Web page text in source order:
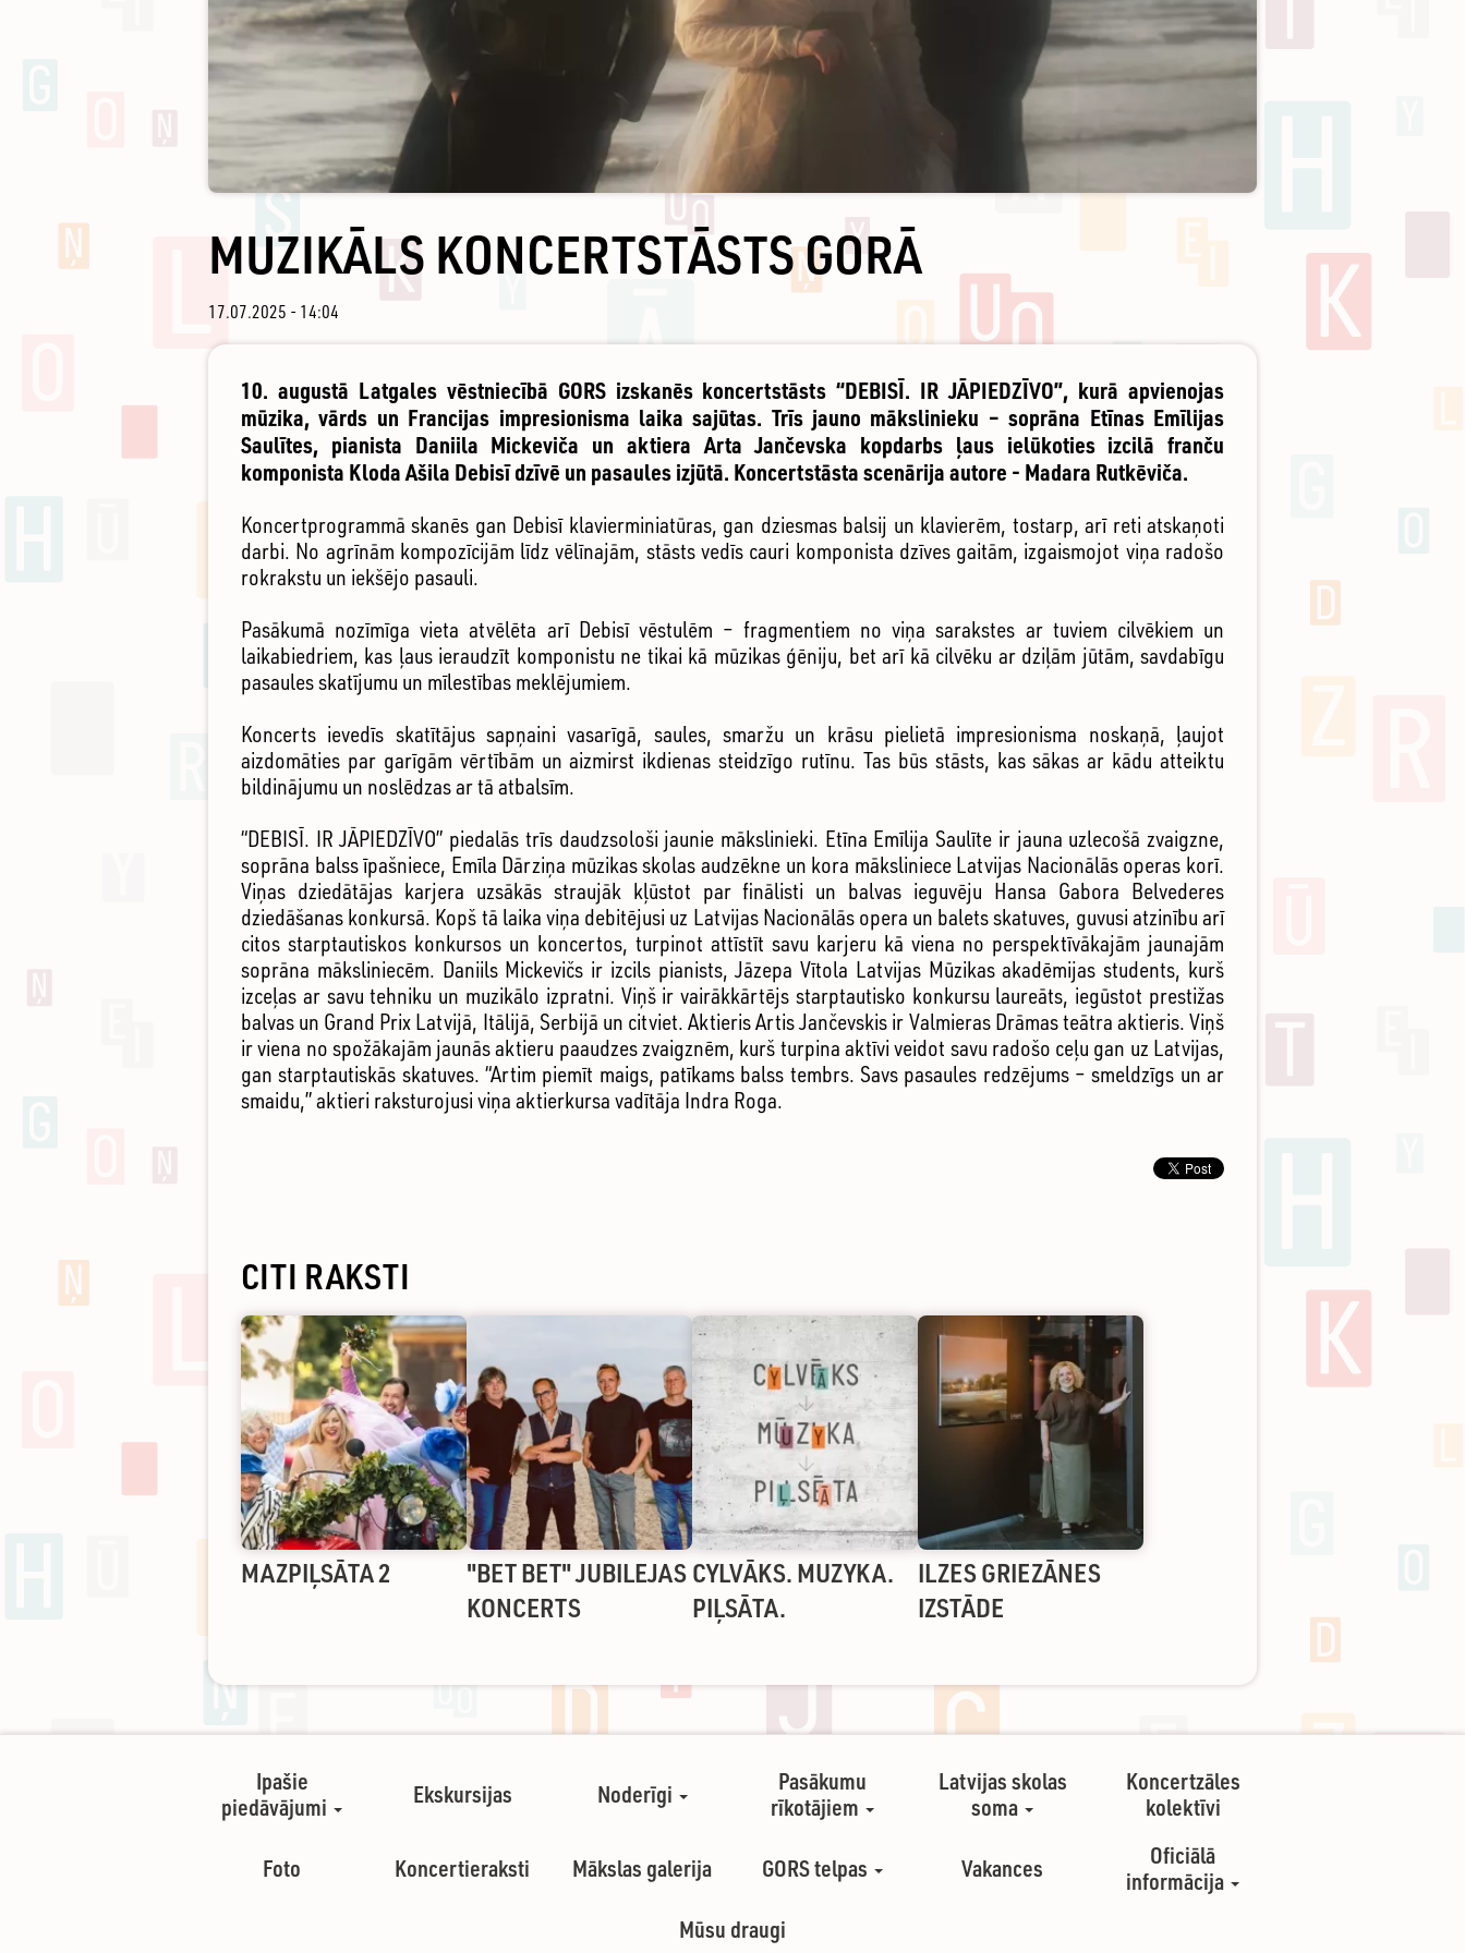
MUZIKĀLS KONCERTSTĀSTS GORĀ
17.07.2025 - 14:04
10. augustā Latgales vēstniecībā GORS izskanēs koncertstāsts “DEBISĪ. IR JĀPIEDZĪVO”, kurā apvienojas
mūzika, vārds un Francijas impresionisma laika sajūtas. Trīs jauno mākslinieku – soprāna Etīnas Emīlijas
Saulītes, pianista Daniila Mickeviča un aktiera Arta Jančevska kopdarbs ļaus ielūkoties izcilā franču
komponista Kloda Ašila Debisī dzīvē un pasaules izjūtā. Koncertstāsta scenārija autore - Madara Rutkēviča.
Koncertprogrammā skanēs gan Debisī klavierminiatūras, gan dziesmas balsij un klavierēm, tostarp, arī reti atskaņoti
darbi. No agrīnām kompozīcijām līdz vēlīnajām, stāsts vedīs cauri komponista dzīves gaitām, izgaismojot viņa radošo
rokrakstu un iekšējo pasauli.
Pasākumā nozīmīga vieta atvēlēta arī Debisī vēstulēm – fragmentiem no viņa sarakstes ar tuviem cilvēkiem un
laikabiedriem, kas ļaus ieraudzīt komponistu ne tikai kā mūzikas ģēniju, bet arī kā cilvēku ar dziļām jūtām, savdabīgu
pasaules skatījumu un mīlestības meklējumiem.
Koncerts ievedīs skatītājus sapņaini vasarīgā, saules, smaržu un krāsu pielietā impresionisma noskaņā, ļaujot
aizdomāties par garīgām vērtībām un aizmirst ikdienas steidzīgo rutīnu. Tas būs stāsts, kas sākas ar kādu atteiktu
bildinājumu un noslēdzas ar tā atbalsīm.
“DEBISĪ. IR JĀPIEDZĪVO” piedalās trīs daudzsološi jaunie mākslinieki. Etīna Emīlija Saulīte ir jauna uzlecošā zvaigzne,
soprāna balss īpašniece, Emīla Dārziņa mūzikas skolas audzēkne un kora māksliniece Latvijas Nacionālās operas korī.
Viņas dziedātājas karjera uzsākās straujāk kļūstot par finālisti un balvas ieguvēju Hansa Gabora Belvederes
dziedāšanas konkursā. Kopš tā laika viņa debitējusi uz Latvijas Nacionālās opera un balets skatuves, guvusi atzinību arī
citos starptautiskos konkursos un koncertos, turpinot attīstīt savu karjeru kā viena no perspektīvākajām jaunajām
soprāna māksliniecēm. Daniils Mickevičs ir izcils pianists, Jāzepa Vītola Latvijas Mūzikas akadēmijas students, kurš
izceļas ar savu tehniku un muzikālo izpratni. Viņš ir vairākkārtējs starptautisko konkursu laureāts, iegūstot prestižas
balvas un Grand Prix Latvijā, Itālijā, Serbijā un citviet. Aktieris Artis Jančevskis ir Valmieras Drāmas teātra aktieris. Viņš
ir viena no spožākajām jaunās aktieru paaudzes zvaigznēm, kurš turpina aktīvi veidot savu radošo ceļu gan uz Latvijas,
gan starptautiskās skatuves. “Artim piemīt maigs, patīkams balss tembrs. Savs pasaules redzējums – smeldzīgs un ar
smaidu,” aktieri raksturojusi viņa aktierkursa vadītāja Indra Roga.
CITI RAKSTI
MAZPIĻSĀTA 2
"BET BET" JUBILEJAS
KONCERTS
CYLVĀKS. MUZYKA.
PIĻSĀTA.
ILZES GRIEZĀNES
IZSTĀDE
Ipašie
piedāvājumi
Ekskursijas Noderīgi
Pasākumu
rīkotājiem
Latvijas skolas
soma
Koncertzāles
kolektīvi
Foto Koncertieraksti Mākslas galerija GORS telpas Vakances
Oficiālā
informācija
Mūsu draugi